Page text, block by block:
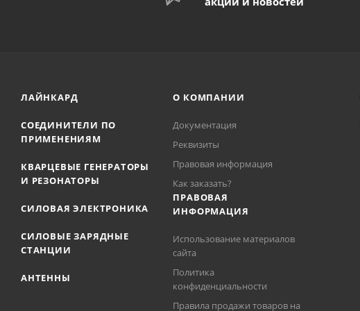
ЛАЙНКАРД
СОЕДИНИТЕЛИ ПО
ПРИМЕНЕНИЯМ
КВАРЦЕВЫЕ ГЕНЕРАТОРЫ
И РЕЗОНАТОРЫ
СИЛОВАЯ ЭЛЕКТРОНИКА
СИЛОВЫЕ ЗАРЯДНЫЕ
СТАНЦИИ
АНТЕННЫ
О КОМПАНИИ
Документация
Реквизиты
Правовая информация
Как заказать?
ПРАВОВАЯ
ИНФОРМАЦИЯ
Использование материалов
сайта
Политика
конфиденциальности
Правила продажи товаров на